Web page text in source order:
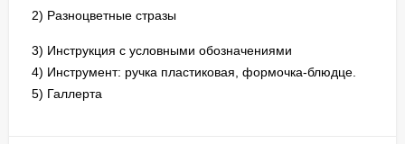
2) Разноцветные стразы
3) Инструкция с условными обозначениями
4) Инструмент: ручка пластиковая, формочка-блюдце.
5) Галлерта